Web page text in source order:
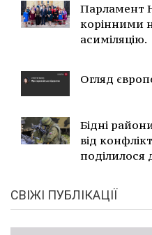
Парламент
корінними
асиміляцію.
Огляд
Бідні
від
поділилося
СВІЖІ ПУБЛІКАЦІЇ